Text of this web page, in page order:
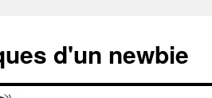
d'un newbie